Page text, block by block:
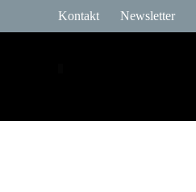
Kontakt Newsletter